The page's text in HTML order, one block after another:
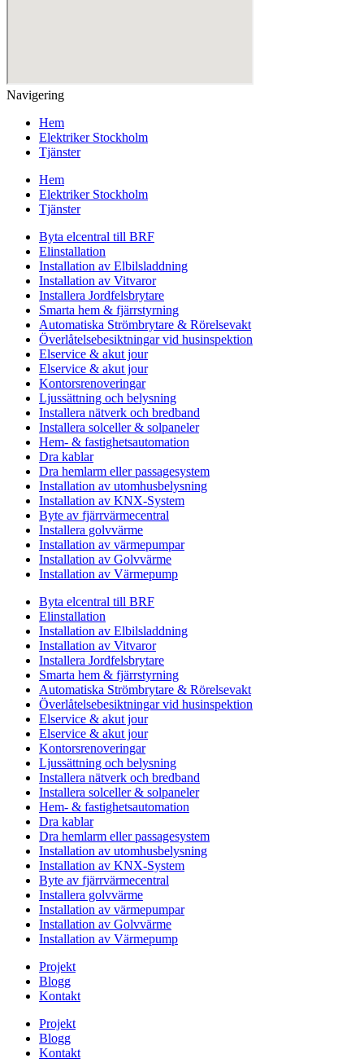
Navigering
Hem
Elektriker Stockholm
Tjänster
Hem
Elektriker Stockholm
Tjänster
Byta elcentral till BRF
Elinstallation
Installation av Elbilsladdning
Installation av Vitvaror
Installera Jordfelsbrytare
Smarta hem & fjärrstyrning
Automatiska Strömbrytare & Rörelsevakt
Överlåtelsebesiktningar vid husinspektion
Elservice & akut jour
Elservice & akut jour
Kontorsrenoveringar
Ljussättning och belysning
Installera nätverk och bredband
Installera solceller & solpaneler
Hem- & fastighetsautomation
Dra kablar
Dra hemlarm eller passagesystem
Installation av utomhusbelysning
Installation av KNX-System
Byte av fjärrvärmecentral
Installera golvvärme
Installation av värmepumpar
Installation av Golvvärme
Installation av Värmepump
Byta elcentral till BRF
Elinstallation
Installation av Elbilsladdning
Installation av Vitvaror
Installera Jordfelsbrytare
Smarta hem & fjärrstyrning
Automatiska Strömbrytare & Rörelsevakt
Överlåtelsebesiktningar vid husinspektion
Elservice & akut jour
Elservice & akut jour
Kontorsrenoveringar
Ljussättning och belysning
Installera nätverk och bredband
Installera solceller & solpaneler
Hem- & fastighetsautomation
Dra kablar
Dra hemlarm eller passagesystem
Installation av utomhusbelysning
Installation av KNX-System
Byte av fjärrvärmecentral
Installera golvvärme
Installation av värmepumpar
Installation av Golvvärme
Installation av Värmepump
Projekt
Blogg
Kontakt
Projekt
Blogg
Kontakt